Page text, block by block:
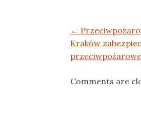
Post navigation
←
Kraków
Comments are